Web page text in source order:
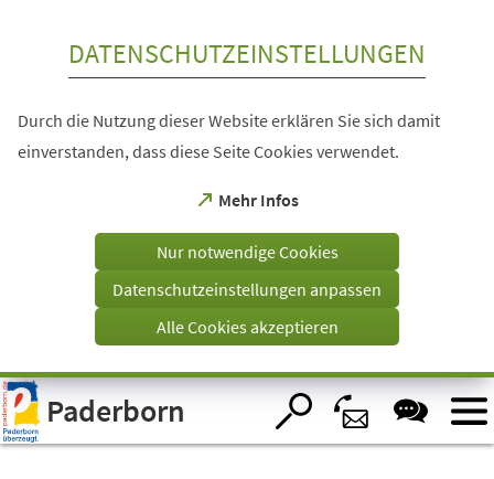
Visuelle
Assistenzsoftware
öffnen.
DATENSCHUTZEINSTELLUNGEN
Durch die Nutzung dieser Website erklären Sie sich damit
einverstanden, dass diese Seite Cookies verwendet.
Mehr Infos
(Öffnet
einem
Tab)
Nur notwendige Cookies
Datenschutzeinstellungen anpassen
Alle Cookies akzeptieren
Paderborn